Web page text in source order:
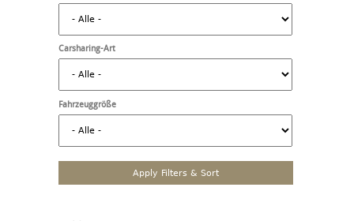
Carsharing-Art
Fahrzeuggröße